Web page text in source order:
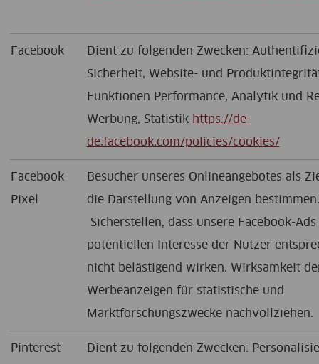
Facebook
Dient zu folgenden Zwecken:
Sicherheit, Website- und
Funktionen Performance, Analytik und
Werbung, Statistik https://de-
de.facebook.com/policies/cookies/
Facebook
Pixel
Besucher unseres Onlineangebotes als
die Darstellung von Anzeigen bestimmen.
Sicherstellen, dass unsere Facebook-Ads
potentiellen Interesse der Nutzer
nicht belästigend wirken. Wirksamkeit
Werbeanzeigen für statistische und
Marktforschungszwecke nachvollziehen.
Pinterest
Dient zu folgenden Zwecken: